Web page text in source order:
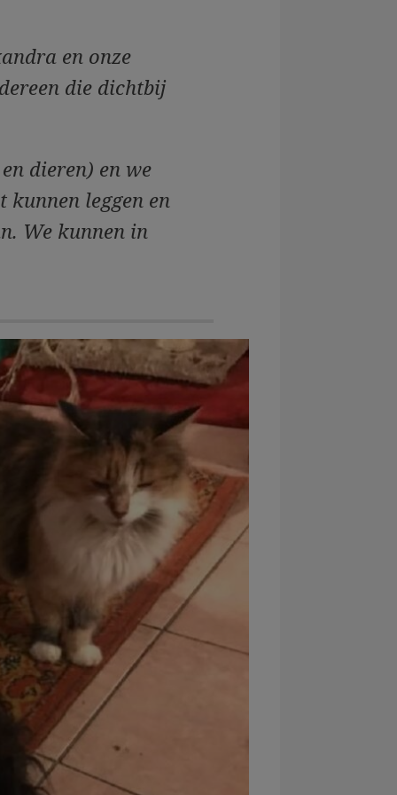
en onze
die dichtbij
dieren) en we
kunnen leggen en
We kunnen in